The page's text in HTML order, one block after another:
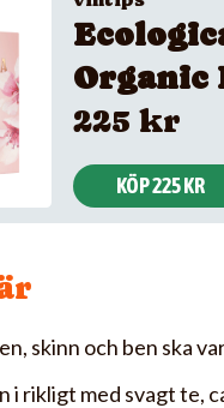
Organic
225 kr
KÖP 225 KR
skinn och ben ska
i rikligt med svagt te,